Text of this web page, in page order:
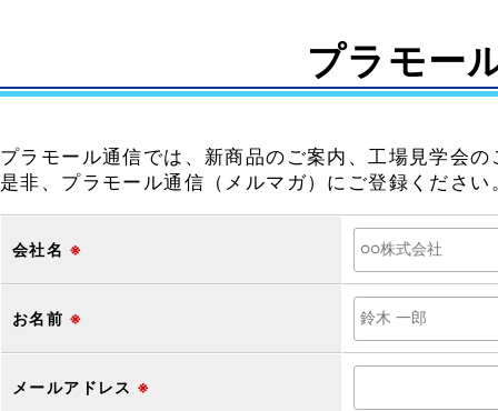
プラモー
プラモール通信では、新商品のご案内、工場見学会
是非、プラモール通信（メルマガ）にご登録ください
会社名 ※
お名前 ※
メールアドレス ※